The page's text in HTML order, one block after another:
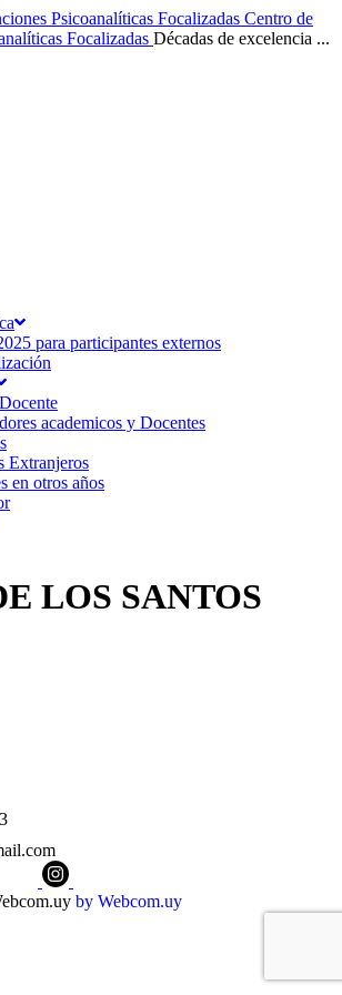
Centro de
Focalizadas Décadas de excelencia ...
para participantes externos
academicos y Docentes
Extranjeros
en otros años
LOS SANTOS
by Webcom.uy